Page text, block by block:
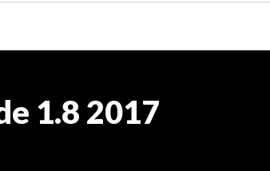
1.8 2017